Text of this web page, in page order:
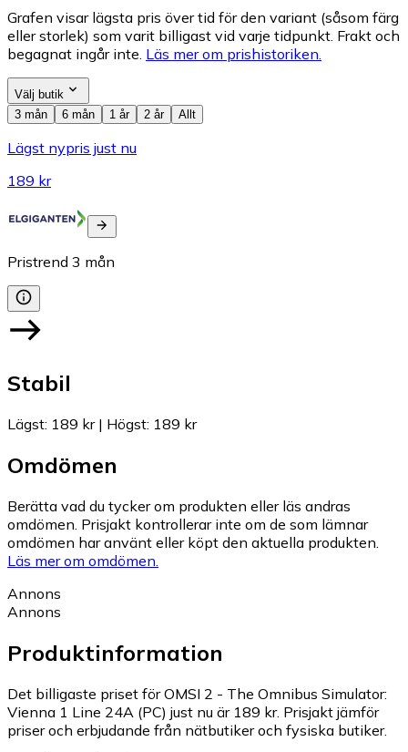
Grafen visar lägsta pris över tid för den variant (såsom färg
eller storlek) som varit billigast vid varje tidpunkt. Frakt och
begagnat ingår inte. Läs mer om prishistoriken.
Välj butik
3 mån
6 mån 1 år 2 år Allt
Lägst nypris just nu
189 kr
Pristrend 3 mån
Stabil
Lägst: 189 kr| Högst: 189 kr
Omdömen
Berätta vad du tycker om produkten eller läs andras
omdömen. Prisjakt kontrollerar inte om de som lämnar
omdömen har använt eller köpt den aktuella produkten.
Läs mer om omdömen.
Annons
Annons
Produktinformation
Det billigaste priset för OMSI 2 - The Omnibus Simulator:
Vienna 1 Line 24A (PC) just nu är 189 kr. Prisjakt jämför
priser och erbjudande från nätbutiker och fysiska butiker.